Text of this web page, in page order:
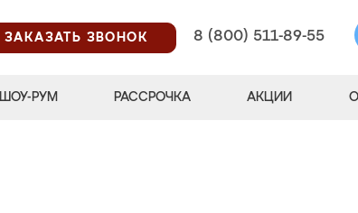
ЗАКАЗАТЬ ЗВОНОК
8 (800) 511-89-55
ШОУ-РУМ РАССРОЧКА АКЦИИ